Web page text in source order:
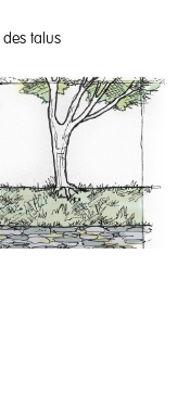
des talus